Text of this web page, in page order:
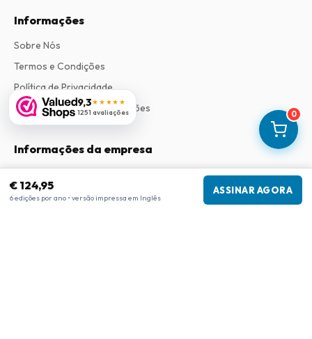
0
€ 124,95
6 edições por ano • versão impressa em Inglês
ASSINAR AGORA
9,3★★★★★
1251 avaliações
Informações
Sobre Nós
Termos e Condições
Política de Privacidade
Procedimento de Reclamações
Informações da empresa
3043 PR Rotterdam, Países Baixos
Número de IVA
NL817937778B01